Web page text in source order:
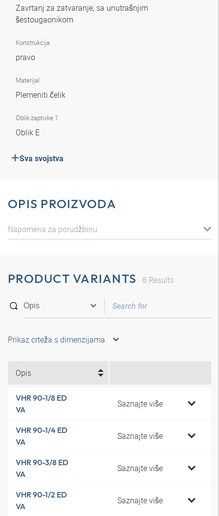
Zavrtanj za zatvaranje, sa unutrašnjim
šestougaonikom
Konstrukcija
pravo
Materijal
Plemeniti čelik
Oblik zaptivke 1
Oblik E
Sva svojstva
OPIS PROIZVODA
Napomena za porudžbinu
PRODUCT VARIANTS 8 Results
Prikaz crteža s dimenzijama
Opis
VHR 90-1/8 ED
VA
Saznajte više
VHR 90-1/4 ED
VA
Saznajte više
VHR 90-3/8 ED
VA
Saznajte više
VHR 90-1/2 ED
VA
Saznajte više